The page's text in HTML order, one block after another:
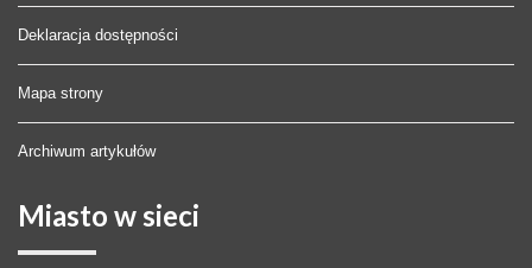
Deklaracja dostępności
Mapa strony
Archiwum artykułów
Miasto w sieci